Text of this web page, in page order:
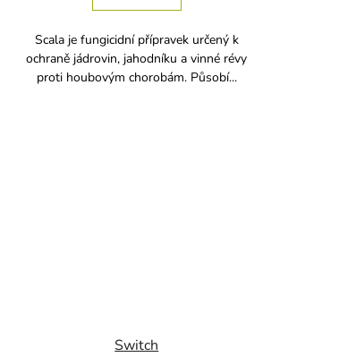
Scala je fungicidní přípravek určený k
ochraně jádrovin, jahodníku a vinné révy
proti houbovým chorobám. Působí...
Switch